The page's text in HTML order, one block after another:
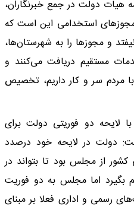
هیات دولت در جمع خبرنگاران،
استخدامی این است که
و مجوزها را به شهرستان‌ها،
مستقیم دریافت می‌کنند و
مردم سر و کار داریم، تخصیص
لایحه دو فوریتی دولت برای
دولت در لایحه خود درصدد
از مجلس بود تا بتواند در
بگیرد اما مجلس به دو فوریت
رسمی و اداری فعلا بر مبنای